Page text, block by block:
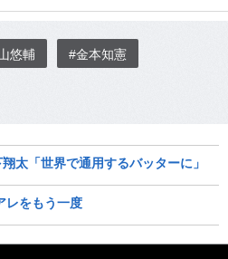
悠輔 #金本知憲
太「世界で通用するバッターに」
レをもう一度